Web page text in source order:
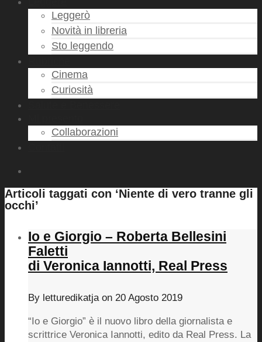
Leggerò
Novità in libreria
Sto leggendo
Cinema
Curiosità
Collaborazioni
Articoli taggati con ‘Niente di vero tranne gli
occhi’
Io e Giorgio – Roberta Bellesini
Faletti
di Veronica Iannotti, Real Press
By letturedikatjaon 20 Agosto 2019
“Io e Giorgio” è il nuovo libro della giornalista e
scrittrice Veronica Iannotti, edito da Real Press. La